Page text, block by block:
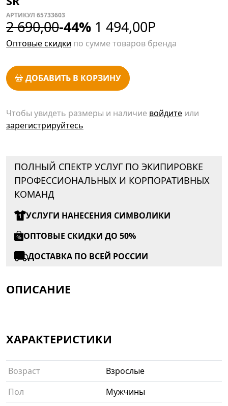
АРТИКУЛ 65733603
2 690,00-44% 1 494,00Р
Оптовые скидки по сумме товаров бренда
ДОБАВИТЬ В КОРЗИНУ
Чтобы увидеть размеры и наличие войдите или
зарегистрируйтесь
ПОЛНЫЙ СПЕКТР УСЛУГ ПО ЭКИПИРОВКЕ
ПРОФЕССИОНАЛЬНЫХ И КОРПОРАТИВНЫХ
КОМАНД
УСЛУГИ НАНЕСЕНИЯ СИМВОЛИКИ
ОПТОВЫЕ СКИДКИ ДО 50%
ДОСТАВКА ПО ВСЕЙ РОССИИ
ОПИСАНИЕ
ХАРАКТЕРИСТИКИ
Возраст
Взрослые
Пол
Мужчины